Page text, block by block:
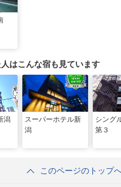
はこんな宿も見ています
潟
スーパーホテル新
潟
シング
第３
このページのトップ